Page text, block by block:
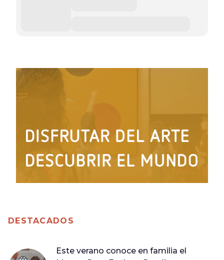
DESTACADOS
Este verano conoce en familia el